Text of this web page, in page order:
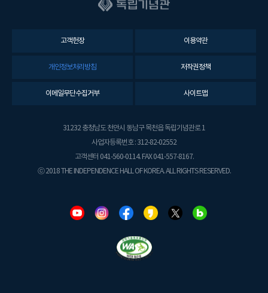
고객헌장 이용약관
개인정보처리방침 저작권정책
이메일무단수집거부 사이트맵
31232 충청남도 천안시 동남구 목천읍 독립기념관로 1
사업자등록번호 : 312-82-02552
고객센터 041-560-0114. FAX 041-557-8167.
ⓒ 2018 THE INDEPENDENCE HALL OF KOREA. ALL RIGHTS RESERVED.